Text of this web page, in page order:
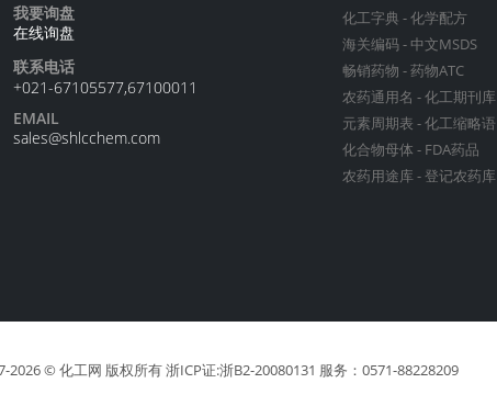
我要询盘
在线询盘
联系电话
+021-67105577,67100011
EMAIL
sales@shlcchem.com
化工字典 -化学配方
海关编码- 中文MSDS
畅销药物 -药物ATC
农药通用名 -化工期刊库
元素周期表 -化工缩略语
化合物母体 - FDA药品
农药用途库-登记农药库
2026© 化工网 版权所有浙ICP证:浙B2-20080131 服务：0571-88228209